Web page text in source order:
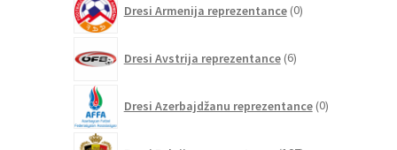
Dresi Armenija reprezentance 0izdelkov
Dresi Avstrija reprezentance 6izdelkov
Dresi Azerbajdžanu reprezentance 0izdelkov